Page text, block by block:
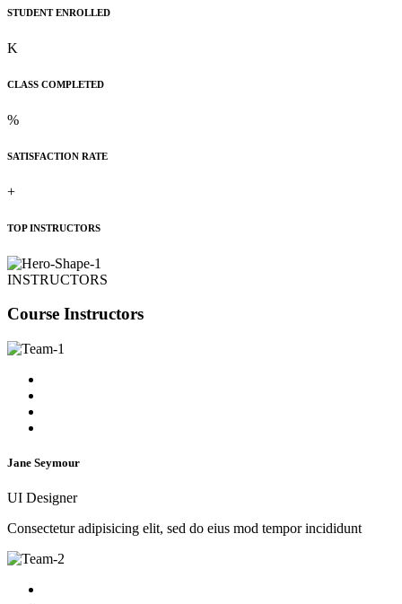
STUDENT ENROLLED
K
CLASS COMPLETED
%
SATISFACTION RATE
+
TOP INSTRUCTORS
INSTRUCTORS
Course Instructors
Jane Seymour
UI Designer
Consectetur adipisicing elit, sed do eius mod tempor incididunt